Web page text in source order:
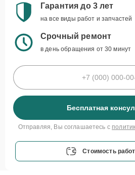
Гарантия до 3 лет
на все виды работ и запчастей
Срочный ремонт
в день обращения от 30 минут
Бесплатная
Отправляя, Вы соглашаетесь с
Стоимость работ